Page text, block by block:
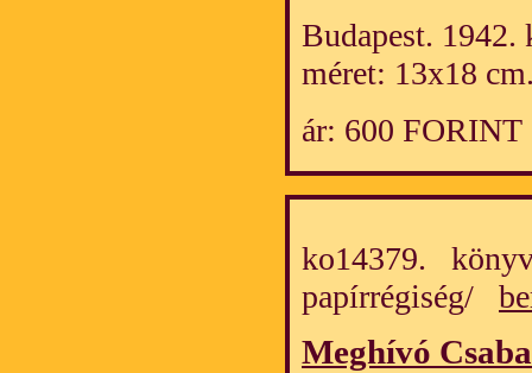
Budapest. 1942.
méret: 13x18
ár: 600 FORINT
ko14379.
papírrégiség/
Meghívó